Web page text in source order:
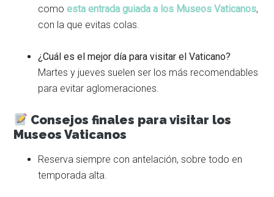
comoesta entrada guiada a los Museos Vaticanos,
con la que evitas colas.
¿Cuál es el mejor día para visitar el Vaticano?
Martes y jueves suelen ser los más recomendables
para evitar aglomeraciones.
Consejos finales para visitar los
Museos Vaticanos
Reserva siempre con antelación, sobre todo en
temporada alta.